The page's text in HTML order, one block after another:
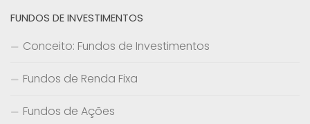
FUNDOS DE INVESTIMENTOS
Conceito: Fundos de Investimentos
Fundos de Renda Fixa
Fundos de Ações